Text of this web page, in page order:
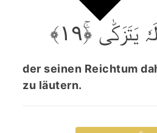
﴿ۚ۱۹﴾
der seinen Reichtum
zu läutern.